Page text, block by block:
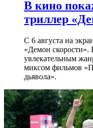
В кино
триллер
С 6 августа на
«Демон
увлекательным
миксом фильмов
дьявола».